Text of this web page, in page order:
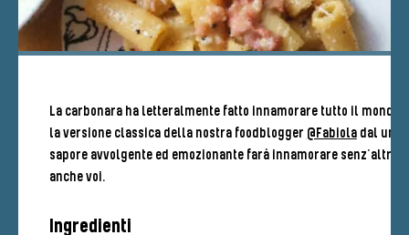
La carbonara ha letteralmente fatto innamorare tutto il mondo e
la versione classica della nostra foodblogger @Fabioladal un
sapore avvolgente ed emozionante farà innamorare senz’altro
anche voi.
Ingredienti